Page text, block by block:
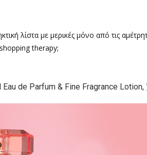
λίστα με μερικές μόνο από τις
therapy;
de Parfum & Fine Fragrance Lotion,